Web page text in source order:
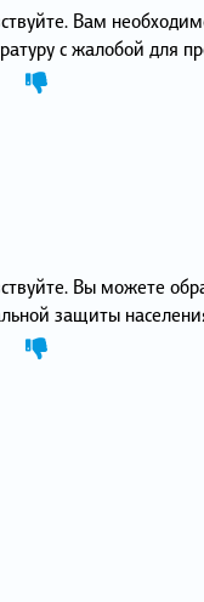
Вам
с жалобой для
Вы можете
защиты